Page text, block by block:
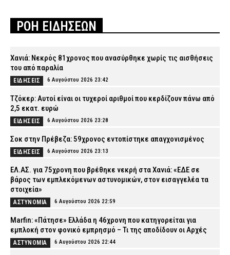
ΡΟΗ ΕΙΔΗΣΕΩΝ
Χανιά: Νεκρός 81χρονος που ανασύρθηκε χωρίς τις αισθήσεις
του από παραλία
ΕΙΔΗΣΕΙΣ 6 Αυγούστου 2026 23:42
Τζόκερ: Αυτοί είναι οι τυχεροί αριθμοί που κερδίζουν πάνω από
2,5 εκατ. ευρώ
ΕΙΔΗΣΕΙΣ 6 Αυγούστου 2026 23:28
Σοκ στην Πρέβεζα: 59χρονος εντοπίστηκε απαγχονισμένος
ΕΙΔΗΣΕΙΣ 6 Αυγούστου 2026 23:13
ΕΛ.ΑΣ. για 75χρονη που βρέθηκε νεκρή στα Χανιά: «ΕΔΕ σε
βάρος των εμπλεκόμενων αστυνομικών, στον εισαγγελέα τα
στοιχεία»
ΑΣΤΥΝΟΜΙΑ 6 Αυγούστου 2026 22:59
Marfin: «Πάτησε» Ελλάδα η 46χρονη που κατηγορείται για
εμπλοκή στον φονικό εμπρησμό – Τι της αποδίδουν οι Αρχές
ΑΣΤΥΝΟΜΙΑ 6 Αυγούστου 2026 22:44